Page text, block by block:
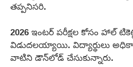
తప్పనిసరి.
2026 ఇంటర్ పరీక్షల కోసం హాల్
విడుదలయ్యాయి. విద్యార్థులు
వాటిని డౌన్‌లోడ్ చేసుకున్నారు.